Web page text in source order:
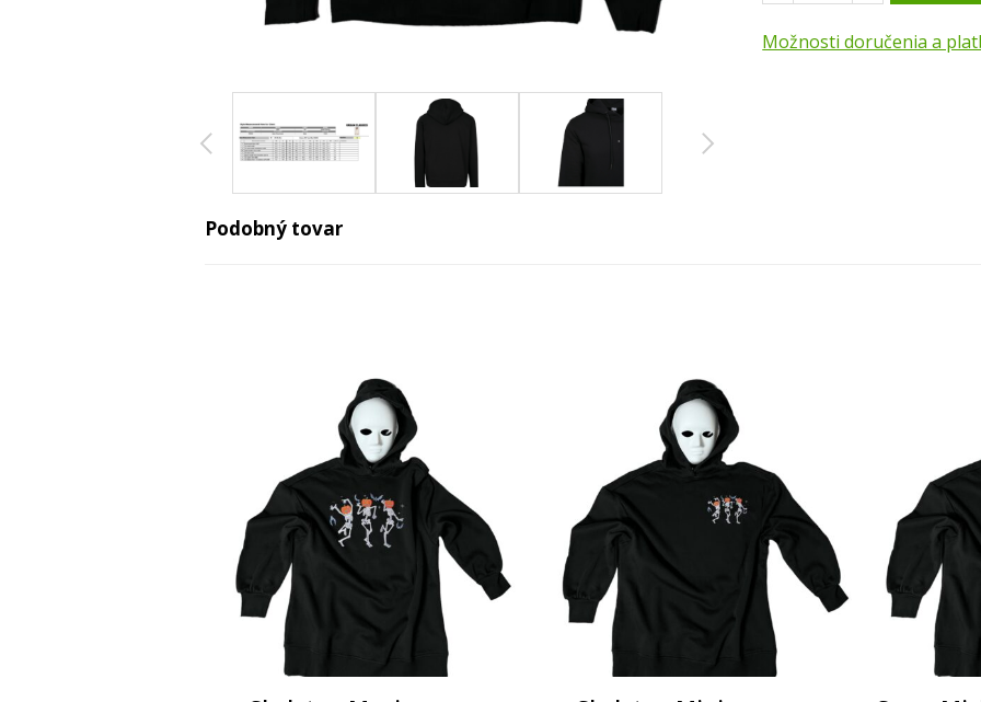
Možnosti doručenia a
Podobný tovar